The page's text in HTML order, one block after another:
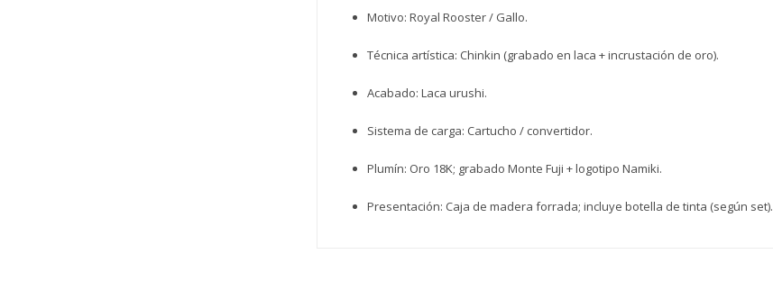
Motivo: Royal Rooster / Gallo.
Técnica artística: Chinkin (grabado en laca + incrustación de oro).
Acabado: Laca urushi.
Sistema de carga: Cartucho / convertidor.
Plumín: Oro 18K; grabado Monte Fuji + logotipo Namiki.
Presentación: Caja de madera forrada; incluye botella de tinta (según set).